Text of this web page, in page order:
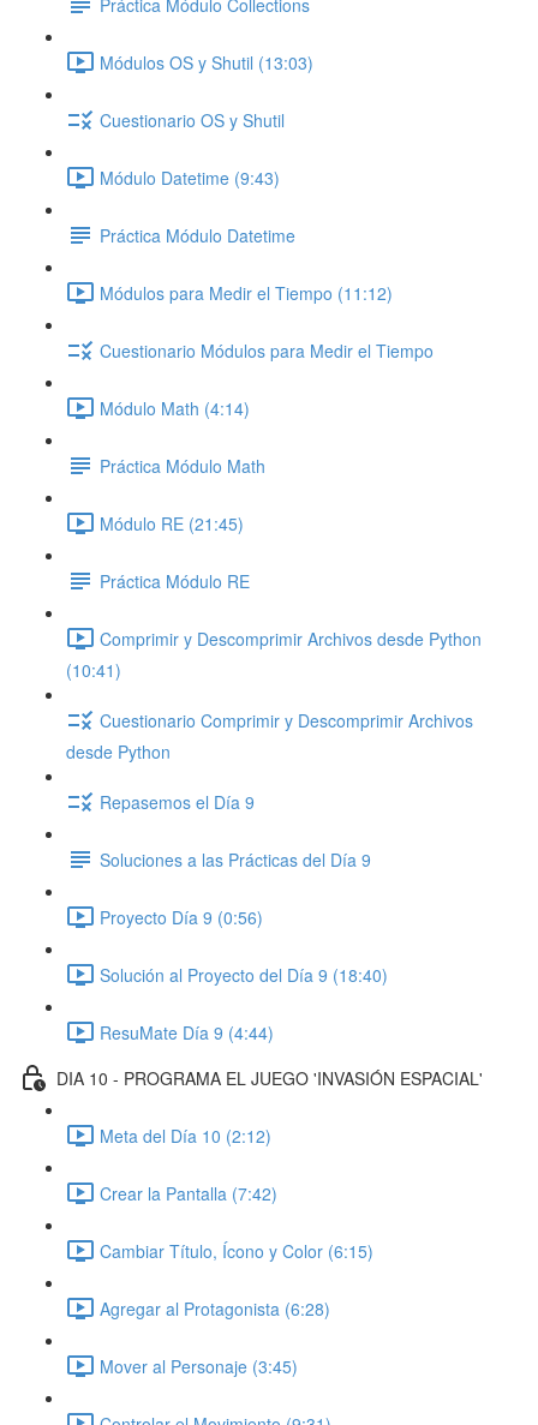
Módulos OS y Shutil (13:03)
Cuestionario OS y Shutil
Módulo Datetime (9:43)
Práctica Módulo Datetime
Módulos para Medir el Tiempo (11:12)
Cuestionario Módulos para Medir el Tiempo
Módulo Math (4:14)
Práctica Módulo Math
Módulo RE (21:45)
Práctica Módulo RE
Comprimir y Descomprimir Archivos desde Python
(10:41)
Cuestionario Comprimir y Descomprimir Archivos
desde Python
Repasemos el Día 9
Soluciones a las Prácticas del Día 9
Proyecto Día 9 (0:56)
Solución al Proyecto del Día 9 (18:40)
ResuMate Día 9 (4:44)
DIA 10 - PROGRAMA EL JUEGO 'INVASIÓN ESPACIAL'
Meta del Día 10 (2:12)
Crear la Pantalla (7:42)
Cambiar Título, Ícono y Color (6:15)
Agregar al Protagonista (6:28)
Mover al Personaje (3:45)